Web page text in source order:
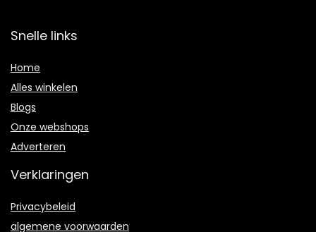
Snelle links
Home
Alles winkelen
Blogs
Onze webshops
Adverteren
Verklaringen
Privacybeleid
algemene voorwaarden